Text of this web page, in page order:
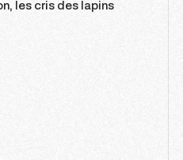
les cris des lapins